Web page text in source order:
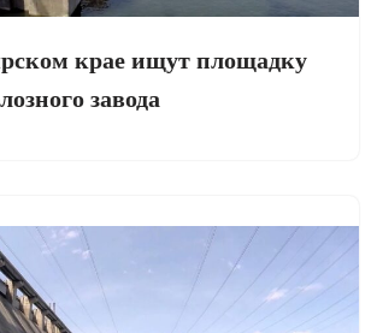
крае ищут площадку
завода